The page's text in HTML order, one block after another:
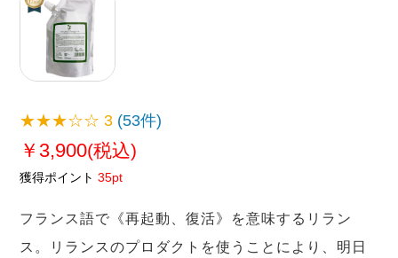
★★★☆☆3 (53件)
￥3,900(税込)
獲得ポイント 35pt
フランス語で《再起動、復活》を意味するリラン
ス。リランスのプロダクトを使うことにより、明日